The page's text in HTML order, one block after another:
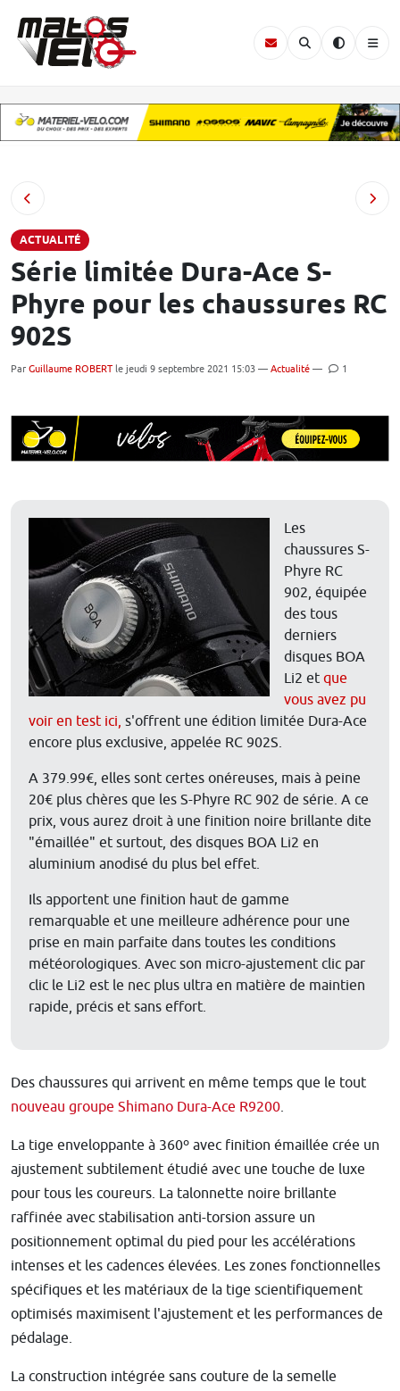
ACTUALITÉ
Série limitée Dura-Ace S-
Phyre pour les chaussures RC
902S
Par Guillaume ROBERT le jeudi 9 septembre 2021 15:03 — Actualité — 1
Les
chaussures S-
Phyre RC
902, équipée
des tous
derniers
disques BOA
Li2 et que
vous avez pu
voir en test ici, s'offrent une édition limitée Dura-Ace
encore plus exclusive, appelée RC 902S.
A 379.99€, elles sont certes onéreuses, mais à peine
20€ plus chères que les S-Phyre RC 902 de série. A ce
prix, vous aurez droit à une finition noire brillante dite
"émaillée" et surtout, des disques BOA Li2 en
aluminium anodisé du plus bel effet.
Ils apportent une finition haut de gamme
remarquable et une meilleure adhérence pour une
prise en main parfaite dans toutes les conditions
météorologiques. Avec son micro-ajustement clic par
clic le Li2 est le nec plus ultra en matière de maintien
rapide, précis et sans effort.
Des chaussures qui arrivent en même temps que le tout
nouveau groupe Shimano Dura-Ace R9200.
La tige enveloppante à 360º avec finition émaillée crée un
ajustement subtilement étudié avec une touche de luxe
pour tous les coureurs. La talonnette noire brillante
raffinée avec stabilisation anti-torsion assure un
positionnement optimal du pied pour les accélérations
intenses et les cadences élevées. Les zones fonctionnelles
spécifiques et les matériaux de la tige scientifiquement
optimisés maximisent l'ajustement et les performances de
pédalage.
La construction intégrée sans couture de la semelle